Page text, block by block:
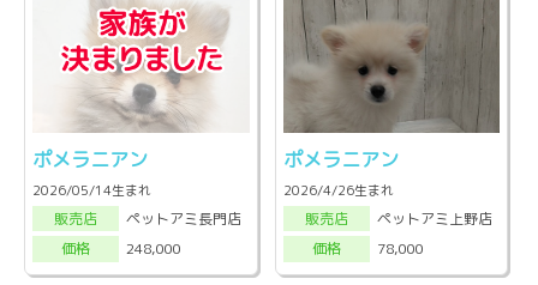
ポメラニアン
2026/05/14生まれ
販売店
ペットアミ長門店
価格
248,000
ポメラニアン
2026/4/26生まれ
販売店
ペットアミ上野店
価格
78,000